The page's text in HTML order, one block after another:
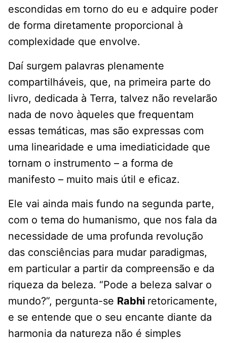
escondidas em torno do eu e adquire poder
de forma diretamente proporcional à
complexidade que envolve.
Daí surgem palavras plenamente
compartilháveis, que, na primeira parte do
livro, dedicada à Terra, talvez não revelarão
nada de novo àqueles que frequentam
essas temáticas, mas são expressas com
uma linearidade e uma imediaticidade que
tornam o instrumento – a forma de
manifesto – muito mais útil e eficaz.
Ele vai ainda mais fundo na segunda parte,
com o tema do humanismo, que nos fala da
necessidade de uma profunda revolução
das consciências para mudar paradigmas,
em particular a partir da compreensão e da
riqueza da beleza. “Pode a beleza salvar o
mundo?”, pergunta-se Rabhi retoricamente,
e se entende que o seu encante diante da
harmonia da natureza não é simples